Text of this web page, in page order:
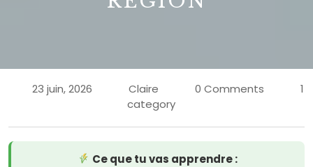
23 juin, 2026 Claire 0 Comments
1
category
Ce que tu vas apprendre :